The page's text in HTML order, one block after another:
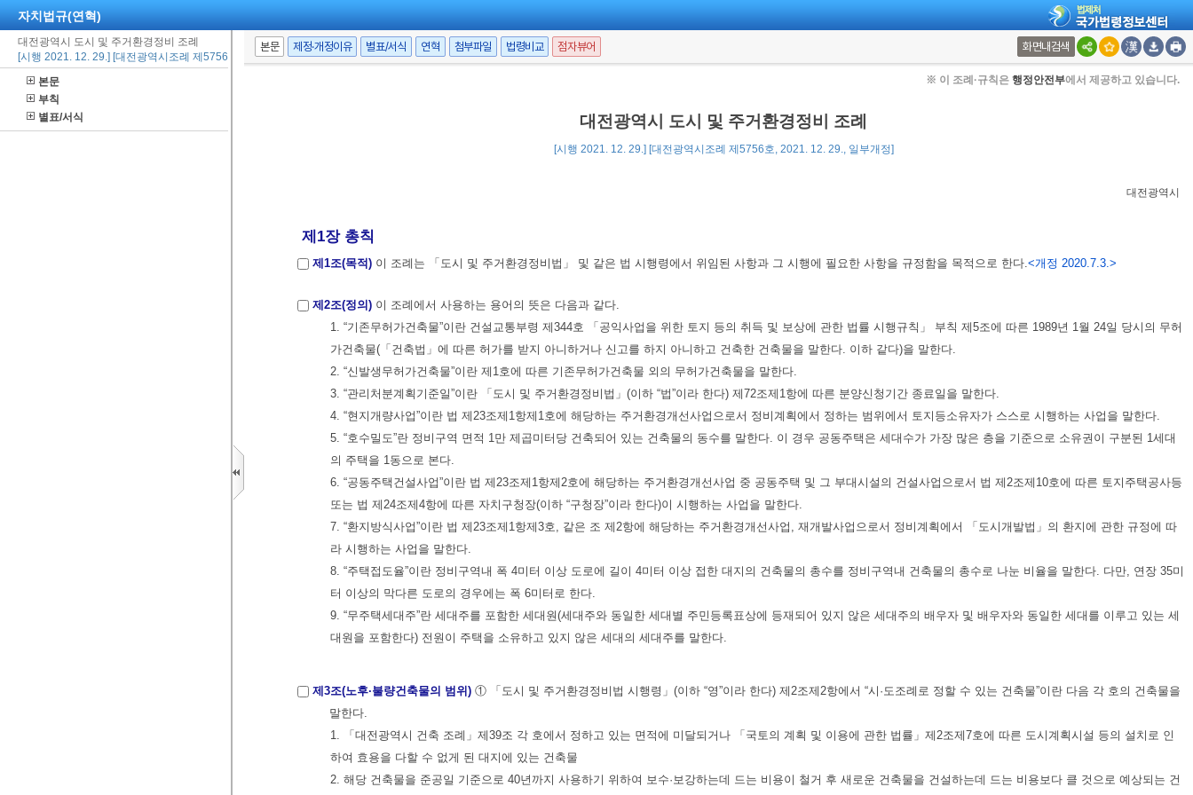
자치법규(연혁)
대전광역시 도시 및 주거환경정비 조례
[시행 2021. 12. 29.] [대전광역시조례 제5756호, 2021. 12. 29., 일부개정]
본문
부칙
별표/서식
본문 제정·개정이유 별표/서식 연혁 첨부파일 법령비교 점자뷰어 화면내검색
※ 이 조례·규칙은 행정안전부에서 제공하고 있습니다.
대전광역시 도시 및 주거환경정비 조례
[시행 2021. 12. 29.] [대전광역시조례 제5756호, 2021. 12. 29., 일부개정]
대전광역시
제1장 총칙
제1조(목적) 이 조례는 「도시 및 주거환경정비법」 및 같은 법 시행령에서 위임된 사항과 그 시행에 필요한 사항을 규정함을 목적으로 한다.<개정 2020.7.3.>
제2조(정의) 이 조례에서 사용하는 용어의 뜻은 다음과 같다.
1. “기존무허가건축물”이란 건설교통부령 제344호 「공익사업을 위한 토지 등의 취득 및 보상에 관한 법률 시행규칙」 부칙 제5조에 따른 1989년 1월 24일 당시의 무허
가건축물(「건축법」에 따른 허가를 받지 아니하거나 신고를 하지 아니하고 건축한 건축물을 말한다. 이하 같다)을 말한다.
2. “신발생무허가건축물”이란 제1호에 따른 기존무허가건축물 외의 무허가건축물을 말한다.
3. “관리처분계획기준일”이란 「도시 및 주거환경정비법」(이하 “법”이라 한다) 제72조제1항에 따른 분양신청기간 종료일을 말한다.
4. “현지개량사업”이란 법 제23조제1항제1호에 해당하는 주거환경개선사업으로서 정비계획에서 정하는 범위에서 토지등소유자가 스스로 시행하는 사업을 말한다.
5. “호수밀도”란 정비구역 면적 1만 제곱미터당 건축되어 있는 건축물의 동수를 말한다. 이 경우 공동주택은 세대수가 가장 많은 층을 기준으로 소유권이 구분된 1세대
의 주택을 1동으로 본다.
6. “공동주택건설사업”이란 법 제23조제1항제2호에 해당하는 주거환경개선사업 중 공동주택 및 그 부대시설의 건설사업으로서 법 제2조제10호에 따른 토지주택공사등
또는 법 제24조제4항에 따른 자치구청장(이하 “구청장”이라 한다)이 시행하는 사업을 말한다.
7. “환지방식사업”이란 법 제23조제1항제3호, 같은 조 제2항에 해당하는 주거환경개선사업, 재개발사업으로서 정비계획에서 「도시개발법」의 환지에 관한 규정에 따
라 시행하는 사업을 말한다.
8. “주택접도율”이란 정비구역내 폭 4미터 이상 도로에 길이 4미터 이상 접한 대지의 건축물의 총수를 정비구역내 건축물의 총수로 나눈 비율을 말한다. 다만, 연장 35미
터 이상의 막다른 도로의 경우에는 폭 6미터로 한다.
9. “무주택세대주”란 세대주를 포함한 세대원(세대주와 동일한 세대별 주민등록표상에 등재되어 있지 않은 세대주의 배우자 및 배우자와 동일한 세대를 이루고 있는 세
대원을 포함한다) 전원이 주택을 소유하고 있지 않은 세대의 세대주를 말한다.
제3조(노후·불량건축물의 범위) ① 「도시 및 주거환경정비법 시행령」(이하 “영”이라 한다) 제2조제2항에서 “시·도조례로 정할 수 있는 건축물”이란 다음 각 호의 건축물을
말한다.
1. 「대전광역시 건축 조례」제39조 각 호에서 정하고 있는 면적에 미달되거나 「국토의 계획 및 이용에 관한 법률」제2조제7호에 따른 도시계획시설 등의 설치로 인
하여 효용을 다할 수 없게 된 대지에 있는 건축물
2. 해당 건축물을 준공일 기준으로 40년까지 사용하기 위하여 보수·보강하는데 드는 비용이 철거 후 새로운 건축물을 건설하는데 드는 비용보다 클 것으로 예상되는 건